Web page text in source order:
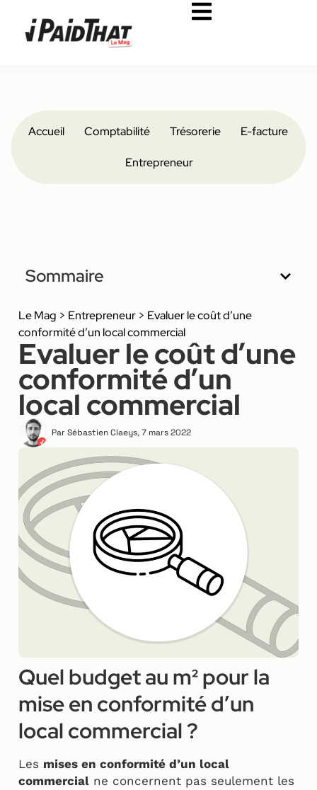
Accueil Comptabilité Trésorerie E-facture
Entrepreneur
Sommaire
Le Mag > Entrepreneur > Evaluer le coût d’une
conformité d’un local commercial
Evaluer le coût d’une
conformité d’un
local commercial
Par Sébastien Claeys,7 mars 2022
Quel budget au m² pour la
mise en conformité d’un
local commercial ?
Les mises en conformité d’un local
commercial ne concernent pas seulement les